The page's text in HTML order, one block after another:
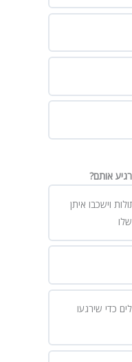
אותם?
וישכבו איתן
כדי שירגעו